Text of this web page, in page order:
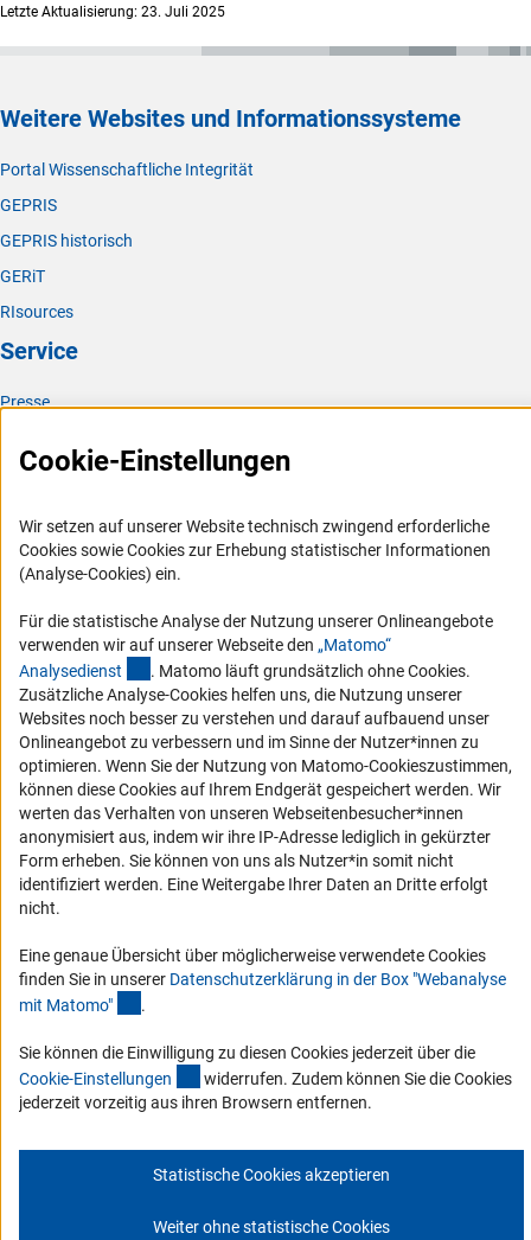
Letzte Aktualisierung: 23. Juli 2025
Weitere Websites und Informationssysteme
Portal Wissenschaftliche Integrität
GEPRIS
GEPRIS historisch
GERiT
RIsources
Service
Presse
Karriere
RSS-Feeds
Compliance
Vergabeverfahren
Barrierefreiheit
Service und Informationen für Menschen mit Behinderungen
Erklärung zur Barrierefreiheit
Barriere melden
DFG-aktuell
Erhalten Sie Neuigkeiten aus der DFG direkt in Ihr Mailpostfach oder
schauen Sie sich die Ausgaben online an.
Zum Newsletter
Impressum Datenschutz Cookie-Einstellungen
Kontakt
Service
Cookie-Einstellungen
Wir setzen auf unserer Website technisch zwingend erforderliche
Cookies sowie Cookies zur Erhebung statistischer Informationen
(Analyse-Cookies) ein.
Für die statistische Analyse der Nutzung unserer Onlineangebote
verwenden wir auf unserer Webseite den „Matomo“
Analysedienst (externer Link)
. Matomo läuft grundsätzlich ohne Cookies.
Zusätzliche Analyse-Cookies helfen uns, die Nutzung unserer
Websites noch besser zu verstehen und darauf aufbauend unser
Onlineangebot zu verbessern und im Sinne der Nutzer*innen zu
optimieren. Wenn Sie der Nutzung von Matomo-Cookieszustimmen,
können diese Cookies auf Ihrem Endgerät gespeichert werden. Wir
werten das Verhalten von unseren Webseitenbesucher*innen
anonymisiert aus, indem wir ihre IP-Adresse lediglich in gekürzter
Form erheben. Sie können von uns als Nutzer*in somit nicht
identifiziert werden. Eine Weitergabe Ihrer Daten an Dritte erfolgt
nicht.
Eine genaue Übersicht über möglicherweise verwendete Cookies
finden Sie in unserer Datenschutzerklärung in der Box "Webanalyse
mit Matomo" .
Sie können die Einwilligung zu diesen Cookies jederzeit über die
Cookie-Einstellungen (interner Link)
widerrufen. Zudem können Sie die Cookies
jederzeit vorzeitig aus ihren Browsern entfernen.
Statistische Cookies akzeptieren
Weiter ohne statistische Cookies